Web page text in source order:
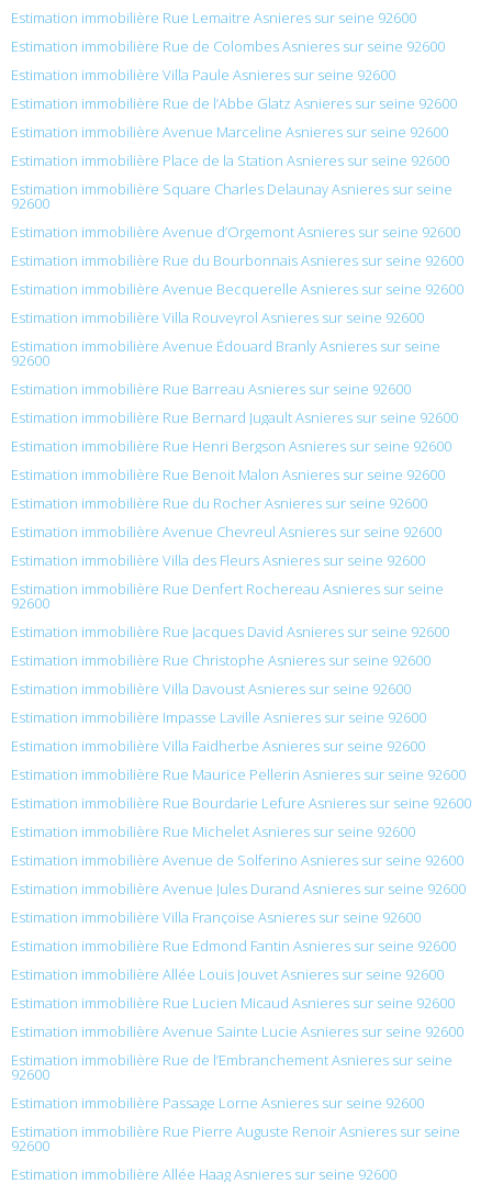
Estimation immobilière Rue Lemaitre Asnieres sur seine 92600
Estimation immobilière Rue de Colombes Asnieres sur seine 92600
Estimation immobilière Villa Paule Asnieres sur seine 92600
Estimation immobilière Rue de l’Abbe Glatz Asnieres sur seine 92600
Estimation immobilière Avenue Marceline Asnieres sur seine 92600
Estimation immobilière Place de la Station Asnieres sur seine 92600
Estimation immobilière Square Charles Delaunay Asnieres sur seine
92600
Estimation immobilière Avenue d’Orgemont Asnieres sur seine 92600
Estimation immobilière Rue du Bourbonnais Asnieres sur seine 92600
Estimation immobilière Avenue Becquerelle Asnieres sur seine 92600
Estimation immobilière Villa Rouveyrol Asnieres sur seine 92600
Estimation immobilière Avenue Édouard Branly Asnieres sur seine
92600
Estimation immobilière Rue Barreau Asnieres sur seine 92600
Estimation immobilière Rue Bernard Jugault Asnieres sur seine 92600
Estimation immobilière Rue Henri Bergson Asnieres sur seine 92600
Estimation immobilière Rue Benoit Malon Asnieres sur seine 92600
Estimation immobilière Rue du Rocher Asnieres sur seine 92600
Estimation immobilière Avenue Chevreul Asnieres sur seine 92600
Estimation immobilière Villa des Fleurs Asnieres sur seine 92600
Estimation immobilière Rue Denfert Rochereau Asnieres sur seine
92600
Estimation immobilière Rue Jacques David Asnieres sur seine 92600
Estimation immobilière Rue Christophe Asnieres sur seine 92600
Estimation immobilière Villa Davoust Asnieres sur seine 92600
Estimation immobilière Impasse Laville Asnieres sur seine 92600
Estimation immobilière Villa Faidherbe Asnieres sur seine 92600
Estimation immobilière Rue Maurice Pellerin Asnieres sur seine 92600
Estimation immobilière Rue Bourdarie Lefure Asnieres sur seine 92600
Estimation immobilière Rue Michelet Asnieres sur seine 92600
Estimation immobilière Avenue de Solferino Asnieres sur seine 92600
Estimation immobilière Avenue Jules Durand Asnieres sur seine 92600
Estimation immobilière Villa Françoise Asnieres sur seine 92600
Estimation immobilière Rue Edmond Fantin Asnieres sur seine 92600
Estimation immobilière Allée Louis Jouvet Asnieres sur seine 92600
Estimation immobilière Rue Lucien Micaud Asnieres sur seine 92600
Estimation immobilière Avenue Sainte Lucie Asnieres sur seine 92600
Estimation immobilière Rue de l’Embranchement Asnieres sur seine
92600
Estimation immobilière Passage Lorne Asnieres sur seine 92600
Estimation immobilière Rue Pierre Auguste Renoir Asnieres sur seine
92600
Estimation immobilière Allée Haag Asnieres sur seine 92600